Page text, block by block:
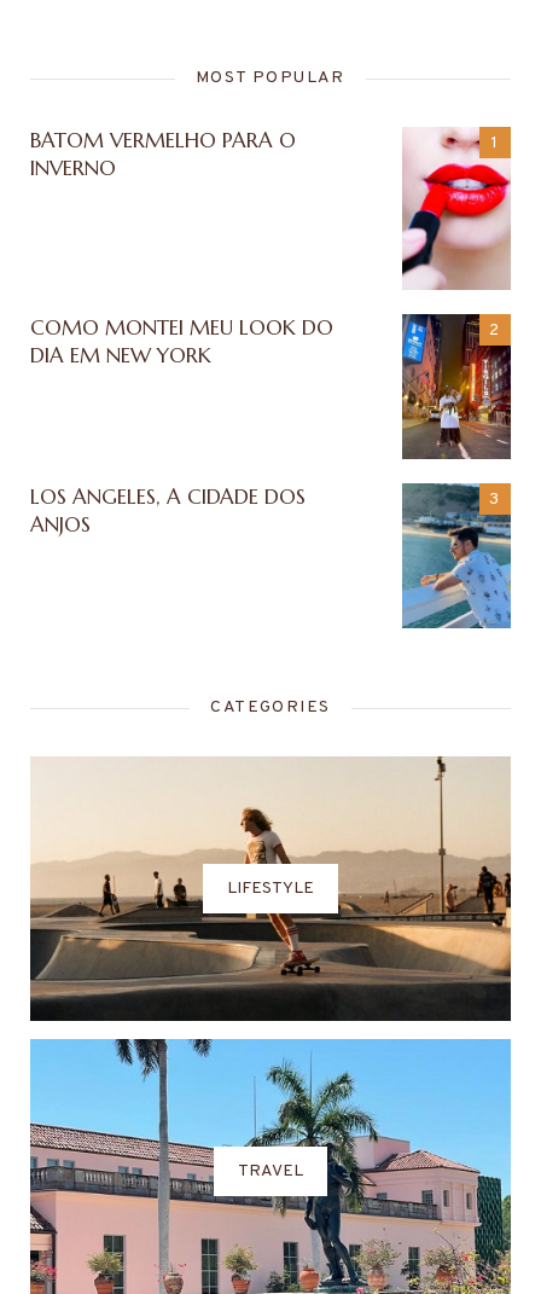
MOST POPULAR
BATOM VERMELHO PARA O
INVERNO
COMO MONTEI MEU LOOK DO
DIA EM NEW YORK
LOS ANGELES, A CIDADE DOS
ANJOS
CATEGORIES
LIFESTYLE
TRAVEL